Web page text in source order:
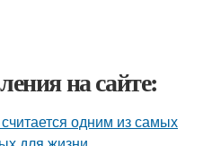
на сайте:
одним из самых